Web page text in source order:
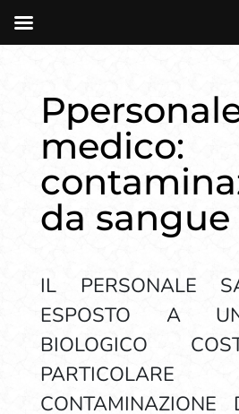
medico:
da
IL PERSONALE
ESPOSTO A
BIOLOGICO
CONTAMINAZIONE